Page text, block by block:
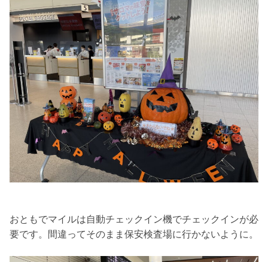
おともでマイルは自動チェックイン機でチェックインが必
要です。間違ってそのまま保安検査場に行かないように。